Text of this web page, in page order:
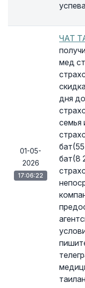
01-05-
2026
17:06:22
ЧАТ
мед
дня
семья
бат(8